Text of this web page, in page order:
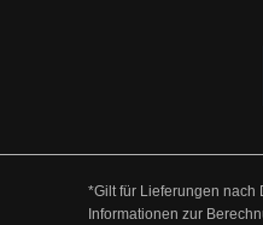
*Gilt für Lieferungen nach
Informationen zur